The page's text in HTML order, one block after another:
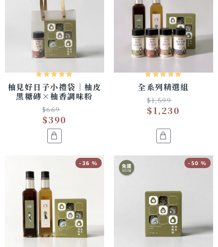
柚見好日子小禮袋｜柚皮
黑糖磚×柚香調味粉
$390
$669
全系列精選組
$1,230
$1,599
-36 % -50 %